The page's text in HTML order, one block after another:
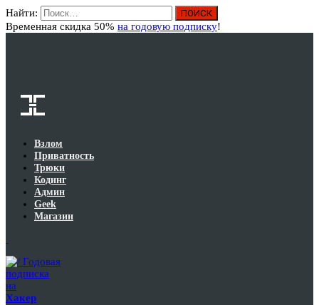
Найти:
Временная скидка 50% на годовую подписку!
Взлом
Приватность
Трюки
Кодинг
Админ
Geek
Магазин
Годовая
подписка
на
Хакер